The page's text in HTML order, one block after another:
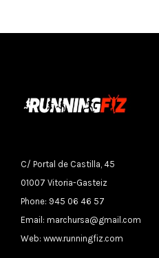
C/ Portal de Castilla, 45
01007 Vitoria-Gasteiz
Phone: 945 06 46 57
Email: marchursa@gmail.com
Web: www.runningfiz.com